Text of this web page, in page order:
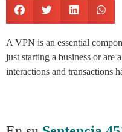
A VPN is an essential
just starting a business or are
interactions and transactions